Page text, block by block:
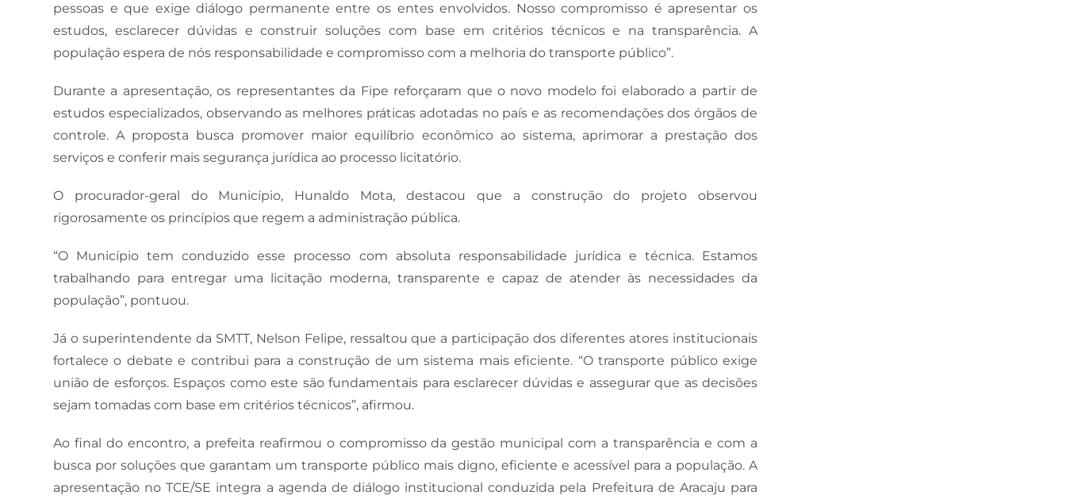
pessoas e que exige diálogo permanente entre os entes envolvidos. Nosso compromisso é apresentar os
estudos, esclarecer dúvidas e construir soluções com base em critérios técnicos e na transparência. A
população espera de nós responsabilidade e compromisso com a melhoria do transporte público”.
Durante a apresentação, os representantes da Fipe reforçaram que o novo modelo foi elaborado a partir de
estudos especializados, observando as melhores práticas adotadas no país e as recomendações dos órgãos de
controle. A proposta busca promover maior equilíbrio econômico ao sistema, aprimorar a prestação dos
serviços e conferir mais segurança jurídica ao processo licitatório.
O procurador-geral do Município, Hunaldo Mota, destacou que a construção do projeto observou
rigorosamente os princípios que regem a administração pública.
“O Município tem conduzido esse processo com absoluta responsabilidade jurídica e técnica. Estamos
trabalhando para entregar uma licitação moderna, transparente e capaz de atender às necessidades da
população”, pontuou.
Já o superintendente da SMTT, Nelson Felipe, ressaltou que a participação dos diferentes atores institucionais
fortalece o debate e contribui para a construção de um sistema mais eficiente. “O transporte público exige
união de esforços. Espaços como este são fundamentais para esclarecer dúvidas e assegurar que as decisões
sejam tomadas com base em critérios técnicos”, afirmou.
Ao final do encontro, a prefeita reafirmou o compromisso da gestão municipal com a transparência e com a
busca por soluções que garantam um transporte público mais digno, eficiente e acessível para a população. A
apresentação no TCE/SE integra a agenda de diálogo institucional conduzida pela Prefeitura de Aracaju para